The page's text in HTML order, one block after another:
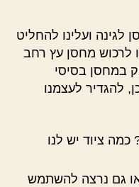
לגינה ועלינו להחליט
לרכוש מחסן עץ רחב
במחסן בסיסי
להגדיר לעצמנו
ציוד יש לנו
גם נרצה להשתמש